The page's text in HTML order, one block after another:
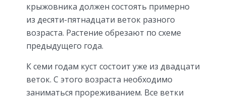
крыжовника должен состоять примерно
из десяти-пятнадцати веток разного
возраста. Растение обрезают по схеме
предыдущего года.
К семи годам куст состоит уже из двадцати
веток. С этого возраста необходимо
заниматься прореживанием. Все ветки